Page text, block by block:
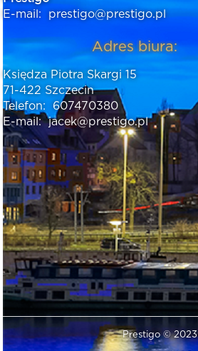
E-mail:
prestigo@prestigo.pl
Adres biura:
Księdza Piotra Skargi 15
71-422 Szczecin
Telefon:
607470380
E-mail: jacek@prestigo.pl
Prestigo © 2023